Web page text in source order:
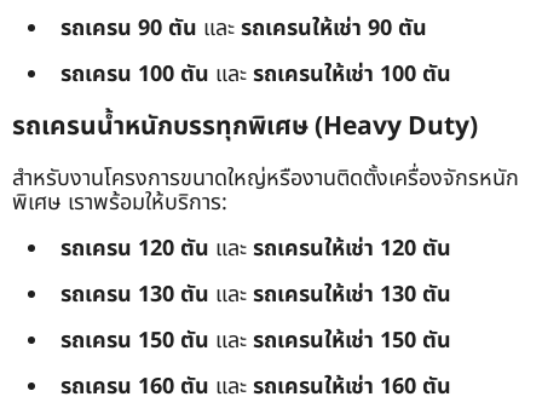
รถเครน 90 ตัน และรถเครนให้เช่า 90 ตัน
รถเครน 100 ตัน และรถเครนให้เช่า 100 ตัน
รถเครนน้ำหนักบรรทุกพิเศษ (Heavy Duty)
สำหรับงานโครงการขนาดใหญ่หรืองานติดตั้งเครื่องจักรหนัก
พิเศษ เราพร้อมให้บริการ:
รถเครน 120 ตัน และรถเครนให้เช่า 120 ตัน
รถเครน 130 ตัน และรถเครนให้เช่า 130 ตัน
รถเครน 150 ตัน และรถเครนให้เช่า 150 ตัน
รถเครน 160 ตัน และรถเครนให้เช่า 160 ตัน